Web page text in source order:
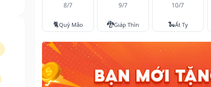
8/7
🐈Quý Mão
9/7
🐉Giáp Thìn
10/7
🐍Ất Tỵ